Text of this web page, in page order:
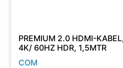
PREMIUM 2.0 HDMI-
4K/ 60HZ HDR, 1,5MTR
COM